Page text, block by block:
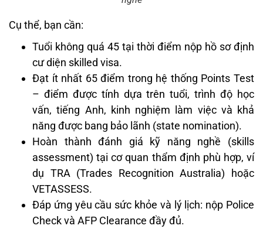
Cụ thể, bạn cần:
Tuổi không quá 45 tại thời điểm nộp hồ sơ định
cư diện skilled visa.
Đạt ít nhất 65 điểm trong hệ thống Points Test
– điểm được tính dựa trên tuổi, trình độ học
vấn, tiếng Anh, kinh nghiệm làm việc và khả
năng được bang bảo lãnh (state nomination).
Hoàn thành đánh giá kỹ năng nghề (skills
assessment) tại cơ quan thẩm định phù hợp, ví
dụ TRA (Trades Recognition Australia) hoặc
VETASSESS.
Đáp ứng yêu cầu sức khỏe và lý lịch: nộp Police
Check và AFP Clearance đầy đủ.